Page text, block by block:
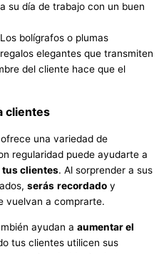
su día de trabajo con un buen
Los bolígrafos o plumas
elegantes que transmiten
del cliente hace que el
clientes
una variedad de
regularidad puede ayudarte a
tus clientes. Al sorprender a sus
serás recordado y
vuelvan a comprarte.
ayudan a aumentar el
tus clientes utilicen sus